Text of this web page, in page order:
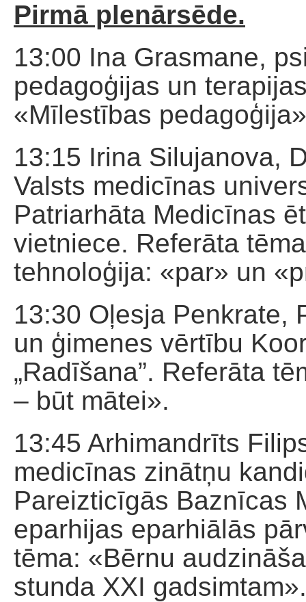
Pirmā plenārsēde.
13:00 Ina Grasmane,
pedagoģijas un
«Mīlestības
13:15 Irina Silujanova,
Valsts medicīnas
Patriarhāta Medicīnas
vietniece. Referāta
tehnoloģija: «par» un
13:30 Oļesja Penkrate,
un ģimenes vērtību
„Radīšana”. Referāta
– būt mātei».
13:45 Arhimandrīts
medicīnas zinātņu
Pareizticīgās Baznīcas
eparhijas eparhiālās
tēma: «Bērnu
stunda XXI